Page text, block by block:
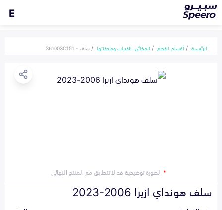
E
الرئيسية أقسام القطع المكائن، القيرات وملحقاتها سلف - 361003C151
*الصورة توضيحية قد لا تتطابق مع المنتج النهائي
سلف هونداي ازيرا 2006-2023